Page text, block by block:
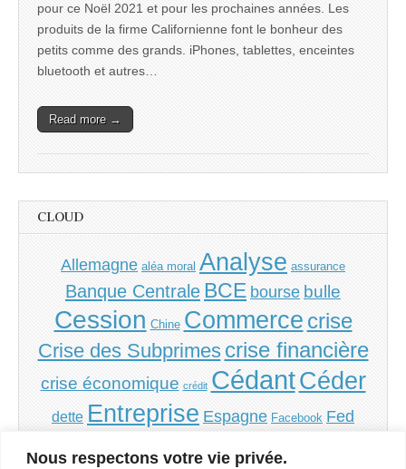
Nous respectons votre vie privée.
pour ce Noël 2021 et pour les prochaines années. Les
produits de la firme Californienne font le bonheur des
petits comme des grands. iPhones, tablettes, enceintes
bluetooth et autres…
Read more →
CLOUD
Allemagne aléa moral Analyse assurance
Banque Centrale BCE bourse bulle
Cession Chine Commerce crise
Crise des Subprimes crise financière
crise économique crédit CédantCéder
dette Entreprise Espagne Facebook Fed